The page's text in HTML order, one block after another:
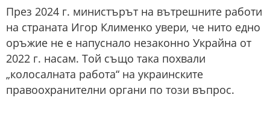
През 2024 г. министърът на вътрешните работи
на страната Игор Клименко увери, че нито едно
оръжие не е напуснало незаконно Украйна от
2022 г. насам. Той също така похвали
„колосалната работа“ на украинските
правоохранителни органи по този въпрос.